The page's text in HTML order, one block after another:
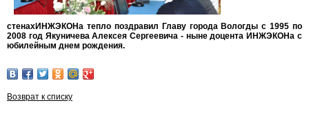
стенахИНЖЭКОНа тепло поздравил Главу города Вологды с 1995 по
2008 год Якуничева Алексея Сергеевича - ныне доцента ИНЖЭКОНа с
юбилейным днем рождения.
Возврат к списку